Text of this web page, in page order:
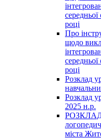
році
Про
щодо
році
Розклад
Розклад
2025 н.р.
РОЗКЛАД
міста